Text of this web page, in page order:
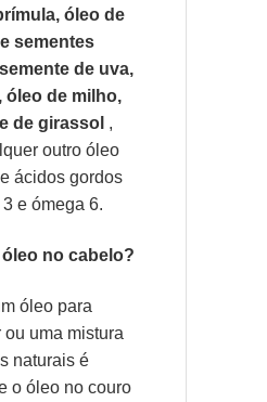
óleo de
sementes
de uva,
óleo de milho,
de girassol ,
outro óleo
ácidos gordos
e ómega 6.
no cabelo?
óleo para
uma mistura
naturais é
o óleo no couro